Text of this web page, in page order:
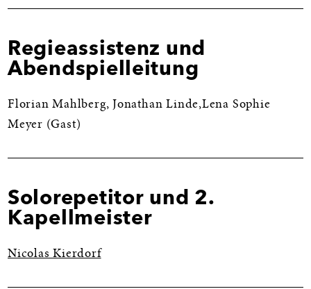
Regieassistenz und
Abendspielleitung
Florian Mahlberg, Jonathan Linde,Lena Sophie
Meyer (Gast)
Solorepetitor und 2.
Kapellmeister
Nicolas Kierdorf